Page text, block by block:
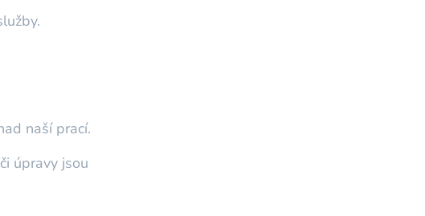
naší prací.
úpravy jsou